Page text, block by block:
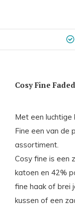
Cosy Fine
Met een luchtige
Fine een van de
assortiment.
Cosy fine is een
katoen en 42%
fine haak of brei
kussen of een